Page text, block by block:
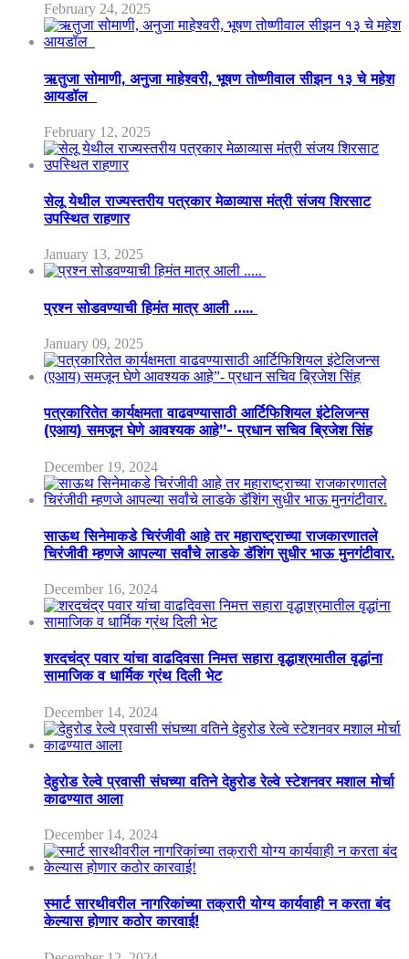
February 24, 2025
ऋतुजा सोमाणी, अनुजा माहेश्वरी, भूषण तोष्णीवाल सीझन १३ चे महेश
आयडॉल
February 12, 2025
सेलू येथील राज्यस्तरीय पत्रकार मेळाव्यास मंत्री संजय शिरसाट
उपस्थित राहणार
January 13, 2025
प्रश्न सोडवण्याची हिमंत मात्र आली …..
January 09, 2025
पत्रकारितेत कार्यक्षमता वाढवण्यासाठी आर्टिफिशियल इंटेलिजन्स
(एआय) समजून घेणे आवश्यक आहे”- प्रधान सचिव ब्रिजेश सिंह
December 19, 2024
साऊथ सिनेमाकडे चिरंजीवी आहे तर महाराष्ट्राच्या राजकारणातले
चिरंजीवी म्हणजे आपल्या सर्वांचे लाडके डॅशिंग सुधीर भाऊ मुनगंटीवार.
December 16, 2024
शरदचंद्र पवार यांचा वाढदिवसा निमत्त सहारा वृद्धाश्रमातील वृद्धांना
सामाजिक व धार्मिक ग्रंथ दिली भेट
December 14, 2024
देहुरोड रेल्वे प्रवासी संघच्या वतिने देहुरोड रेल्वे स्टेशनवर मशाल मोर्चा
काढण्यात आला
December 14, 2024
स्मार्ट सारथीवरील नागरिकांच्या तक्रारी योग्य कार्यवाही न करता बंद
केल्यास होणार कठोर कारवाई!